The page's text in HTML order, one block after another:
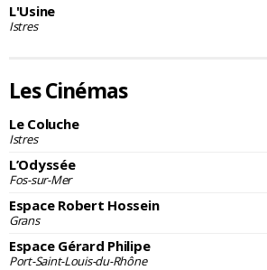
L'Usine
Istres
Les Cinémas
Le Coluche
Istres
L’Odyssée
Fos-sur-Mer
Espace Robert Hossein
Grans
Espace Gérard Philipe
Port-Saint-Louis-du-Rhône